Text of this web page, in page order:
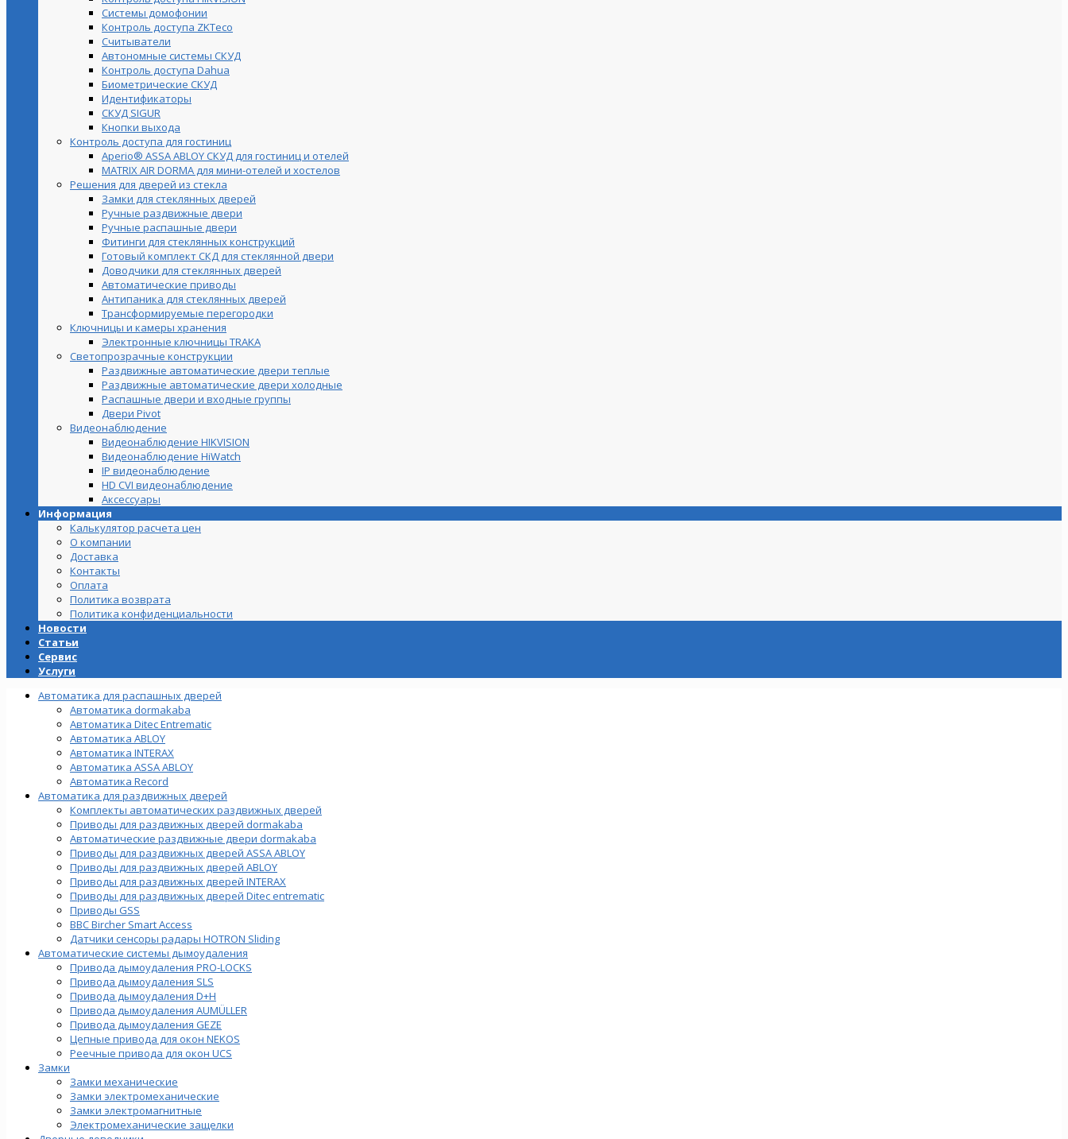
Системы домофонии
Контроль доступа ZKTeco
Считыватели
Автономные системы СКУД
Контроль доступа Dahua
Биометрические СКУД
Идентификаторы
СКУД SIGUR
Кнопки выхода
Контроль доступа для гостиниц
Aperio® ASSA ABLOY СКУД для гостиниц и отелей
MATRIX AIR DORMA для мини-отелей и хостелов
Решения для дверей из стекла
Замки для стеклянных дверей
Ручные раздвижные двери
Ручные распашные двери
Фитинги для стеклянных конструкций
Готовый комплект СКД для стеклянной двери
Доводчики для стеклянных дверей
Автоматические приводы
Антипаника для стеклянных дверей
Трансформируемые перегородки
Ключницы и камеры хранения
Электронные ключницы TRAKA
Светопрозрачные конструкции
Раздвижные автоматические двери теплые
Раздвижные автоматические двери холодные
Распашные двери и входные группы
Двери Pivot
Видеонаблюдение
Видеонаблюдение HIKVISION
Видеонаблюдение HiWatch
IP видеонаблюдение
HD CVI видеонаблюдение
Аксессуары
Информация
Калькулятор расчета цен
О компании
Доставка
Контакты
Оплата
Политика возврата
Политика конфиденциальности
Новости
Статьи
Сервис
Услуги
Автоматика для распашных дверей
Автоматика dormakaba
Автоматика Ditec Entrematic
Автоматика ABLOY
Автоматика INTERAX
Автоматика ASSA ABLOY
Автоматика Record
Автоматика для раздвижных дверей
Комплекты автоматических раздвижных дверей
Приводы для раздвижных дверей dormakaba
Автоматические раздвижные двери dormakaba
Приводы для раздвижных дверей ASSA ABLOY
Приводы для раздвижных дверей ABLOY
Приводы для раздвижных дверей INTERAX
Приводы для раздвижных дверей Ditec entrematic
Приводы GSS
BBC Bircher Smart Access
Датчики сенсоры радары HOTRON Sliding
Автоматические системы дымоудаления
Привода дымоудаления PRO-LOCKS
Привода дымоудаления SLS
Привода дымоудаления D+H
Привода дымоудаления AUMÜLLER
Привода дымоудаления GEZE
Цепные привода для окон NEKOS
Реечные привода для окон UСS
Замки
Замки механические
Замки электромеханические
Замки электромагнитные
Электромеханические защелки